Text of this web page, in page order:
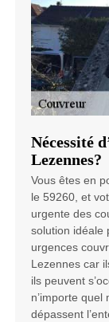
Nécessité
Lezennes?
Vous êtes en
le 59260, et
urgente des
solution idéale
urgences
Lezennes car
ils peuvent
n’importe
dépassent